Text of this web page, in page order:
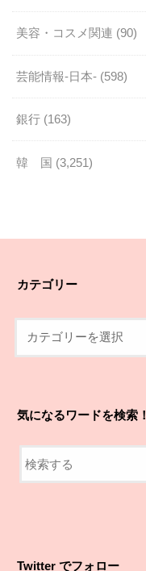
美容・コスメ関連 (90)
芸能情報-日本- (598)
銀行 (163)
韓 国 (3,251)
カテゴリー
気になるワードを検索！
Twitter でフォロー